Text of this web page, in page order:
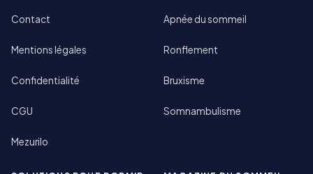
Contact
Mentions légales
Confidentialité
CGU
Mezurilo
Apnée du sommeil
Ronflement
Bruxisme
Somnambulisme